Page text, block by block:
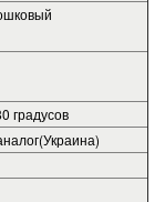
градусов